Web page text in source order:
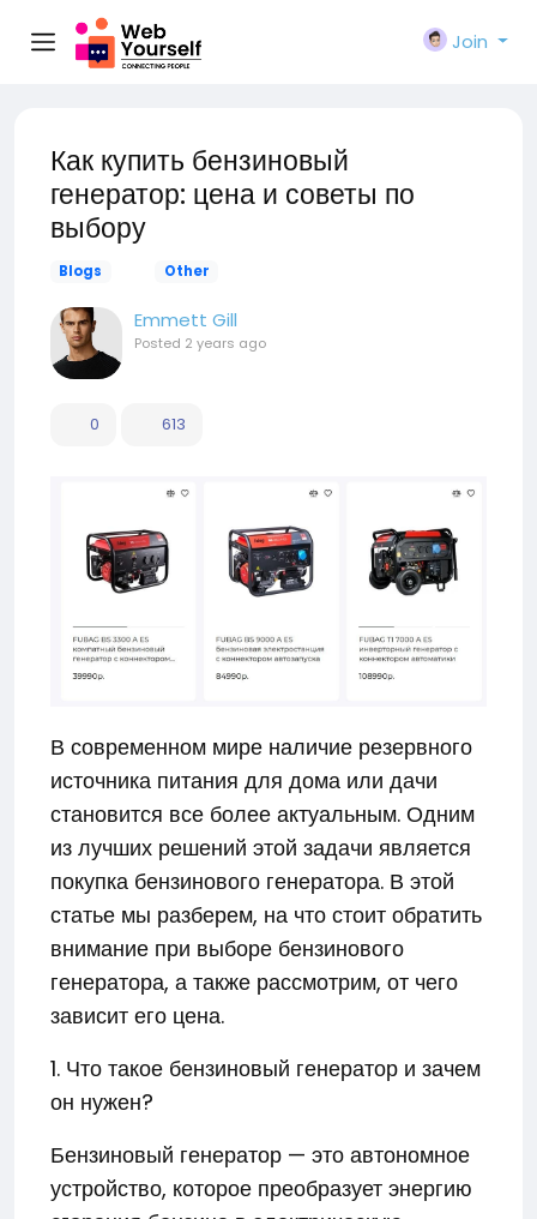
Join
Как купить бензиновый
генератор: цена и советы по
выбору
Blogs Other
Emmett Gill
Posted 2 years ago
0 613
В современном мире наличие резервного
источника питания для дома или дачи
становится все более актуальным. Одним
из лучших решений этой задачи является
покупка бензинового генератора. В этой
статье мы разберем, на что стоит обратить
внимание при выборе бензинового
генератора, а также рассмотрим, от чего
зависит его цена.
1. Что такое бензиновый генератор и зачем
он нужен?
Бензиновый генератор — это автономное
устройство, которое преобразует энергию